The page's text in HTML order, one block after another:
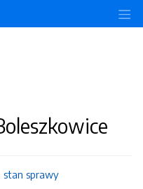
stan sprawy